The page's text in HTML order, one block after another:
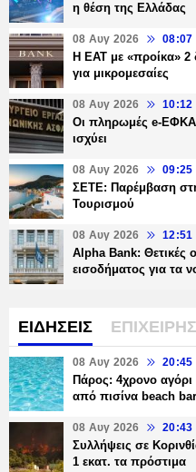
η θέση της Ελλάδας
08 Αυγ 2026 08:07
Η ΕΑΤ με «προίκα» 2
για μικρομεσαίες
08 Αυγ 2026 10:12
Οι πληρωμές e-ΕΦΚΑ
ισχύει
08 Αυγ 2026 09:25
ΣΕΤΕ: Παρέμβαση
Τουρισμού
08 Αυγ 2026 12:51
Alpha Bank: Θετικές
εισοδήματος για τα
ΕΙΔΗΣΕΙΣ
08 Αυγ 2026 20:45
Πάρος: 4χρονο αγόρι
από πισίνα beach bar
08 Αυγ 2026 20:43
Συλλήψεις σε
1 εκατ. τα πρόστιμα